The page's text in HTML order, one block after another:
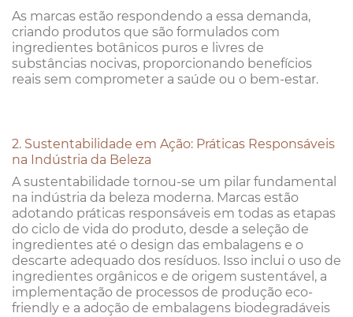
As marcas estão respondendo a essa demanda,
criando produtos que são formulados com
ingredientes botânicos puros e livres de
substâncias nocivas, proporcionando benefícios
reais sem comprometer a saúde ou o bem-estar.
2. Sustentabilidade em Ação: Práticas Responsáveis
na Indústria da Beleza
A sustentabilidade tornou-se um pilar fundamental
na indústria da beleza moderna. Marcas estão
adotando práticas responsáveis em todas as etapas
do ciclo de vida do produto, desde a seleção de
ingredientes até o design das embalagens e o
descarte adequado dos resíduos. Isso inclui o uso de
ingredientes orgânicos e de origem sustentável, a
implementação de processos de produção eco-
friendly e a adoção de embalagens biodegradáveis